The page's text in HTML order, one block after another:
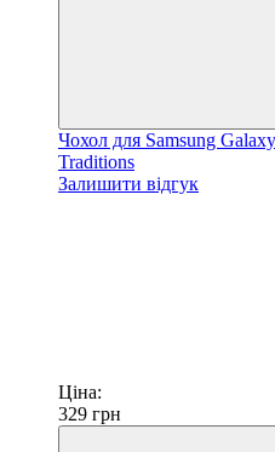
Чохол для Samsung
Traditions
Залишити відгук
Ціна:
329 грн